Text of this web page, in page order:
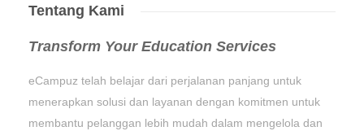
Tentang Kami
Transform Your Education Services
eCampuz telah belajar dari perjalanan panjang untuk
menerapkan solusi dan layanan dengan komitmen untuk
membantu pelanggan lebih mudah dalam mengelola dan